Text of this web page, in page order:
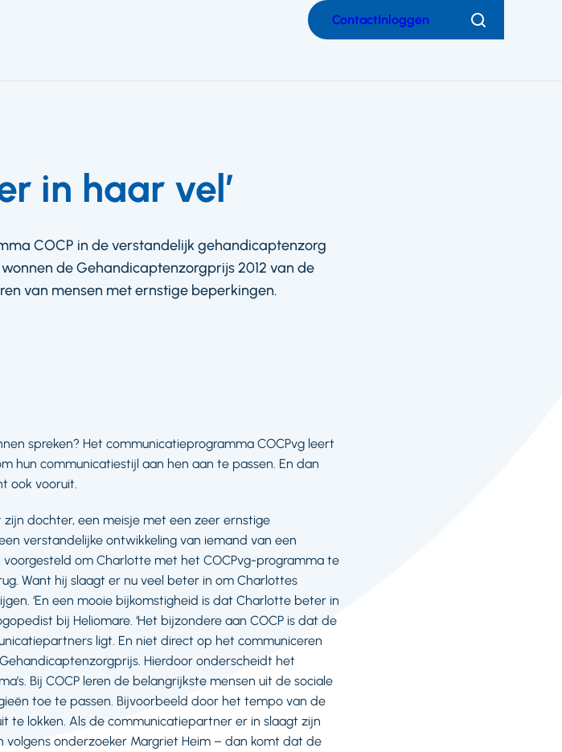
ContactInloggen Zoeken
in haar vel’
COCP in de verstandelijk gehandicaptenzorg
de Gehandicaptenzorgprijs 2012 van de
van mensen met ernstige beperkingen.
spreken? Het communicatieprogramma COCPvg leert
hun communicatiestijl aan hen aan te passen. En dan
ook vooruit.
dochter, een meisje met een zeer ernstige
verstandelijke ontwikkeling van iemand van een
om Charlotte met het COCPvg-programma te
Want hij slaagt er nu veel beter in om Charlottes
‘En een mooie bijkomstigheid is dat Charlotte beter in
bij Heliomare. ‘Het bijzondere aan COCP is dat de
ligt. En niet direct op het communiceren
Hierdoor onderscheidt het
Bij COCP leren de belangrijkste mensen uit de sociale
toe te passen. Bijvoorbeeld door het tempo van de
te lokken. Als de communicatiepartner er in slaagt zijn
onderzoeker Margriet Heim – dan komt dat de